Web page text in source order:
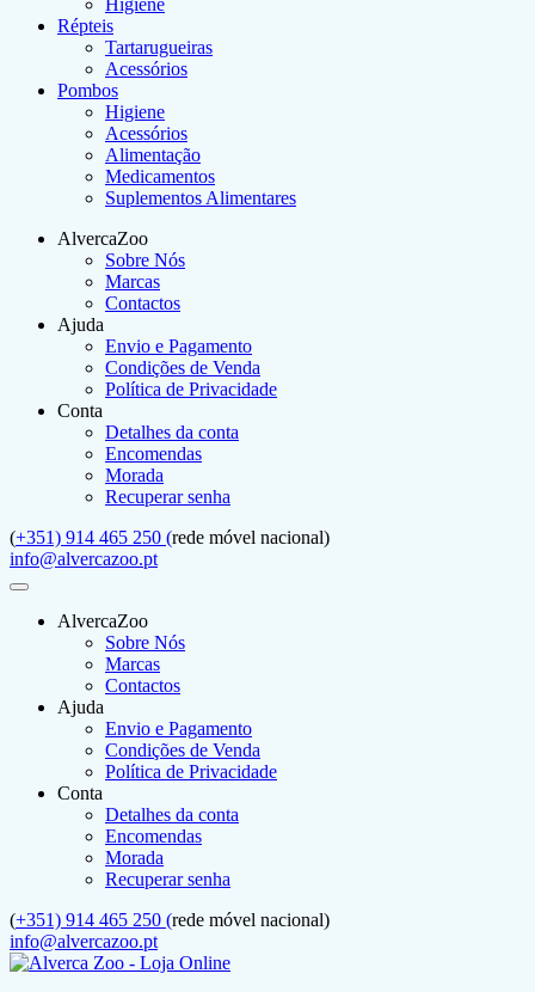
Higiene
Répteis
Tartarugueiras
Acessórios
Pombos
Higiene
Acessórios
Alimentação
Medicamentos
Suplementos Alimentares
AlvercaZoo
Sobre Nós
Marcas
Contactos
Ajuda
Envio e Pagamento
Condições de Venda
Política de Privacidade
Conta
Detalhes da conta
Encomendas
Morada
Recuperar senha
(+351) 914 465 250 (rede móvel nacional)
info@alvercazoo.pt
AlvercaZoo
Sobre Nós
Marcas
Contactos
Ajuda
Envio e Pagamento
Condições de Venda
Política de Privacidade
Conta
Detalhes da conta
Encomendas
Morada
Recuperar senha
(+351) 914 465 250 (rede móvel nacional)
info@alvercazoo.pt